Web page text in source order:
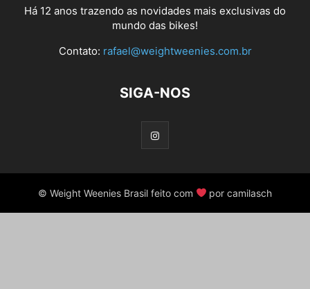
Há 12 anos trazendo as novidades mais exclusivas do
mundo das bikes!
Contato: rafael@weightweenies.com.br
SIGA-NOS
© Weight Weenies Brasil feito com por camilasch